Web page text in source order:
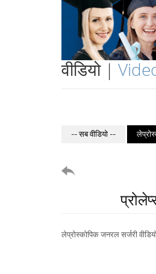
वीडियो |
-- सब वीडियो --
लेप्रोस्कोपिक जनरल सर्जरी